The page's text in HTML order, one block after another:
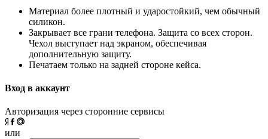
Материал более плотный и ударостойкий, чем обычный
силикон.
Закрывает все грани телефона. Защита со всех сторон.
Чехол выступает над экраном, обеспечивая
дополнительную защиту.
Печатаем только на задней стороне кейса.
Вход в аккаунт
Авторизация через сторонние сервисы
или